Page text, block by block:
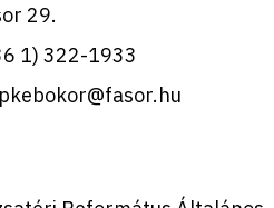
29.
1) 322-1933